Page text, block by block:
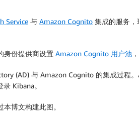
Service 与 Amazon Cognito 集成的服务
身份提供商设置 Amazon Cognito 用户池
(AD) 与 Amazon Cognito 的集成过程
Kibana。
博文构建此图。